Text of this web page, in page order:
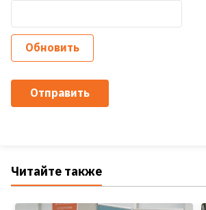
Обновить
Отправить
Читайте также